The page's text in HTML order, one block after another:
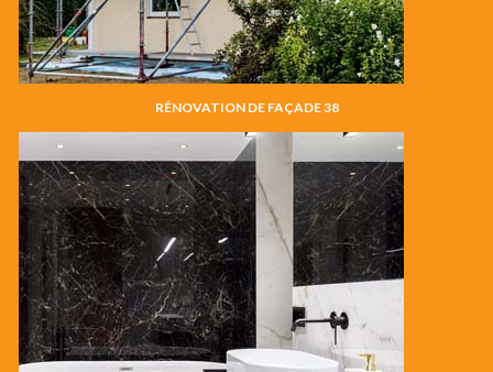
RÉNOVATION DE FAÇADE 38